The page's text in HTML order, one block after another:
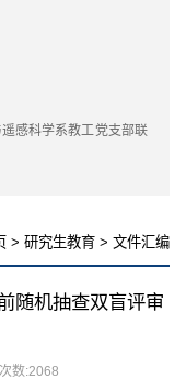
感科学系教工党支部联
> 研究生教育 > 文件汇编
随机抽查双盲评审
数:2068